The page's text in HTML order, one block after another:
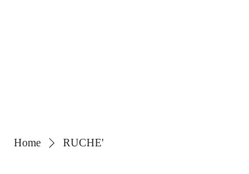
Home RUCHE'